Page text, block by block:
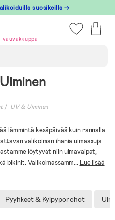
suosikeilla →
vauvakauppa
UV & Uiminen
lämmintä kesäpäivää kuin rannalla
valikoiman ihania uimaasuja
löytyvät niin uimavaipat,
bikinit. Valikoimassamm... Lue lisää
Pyyhkeet & Kylpyponchot